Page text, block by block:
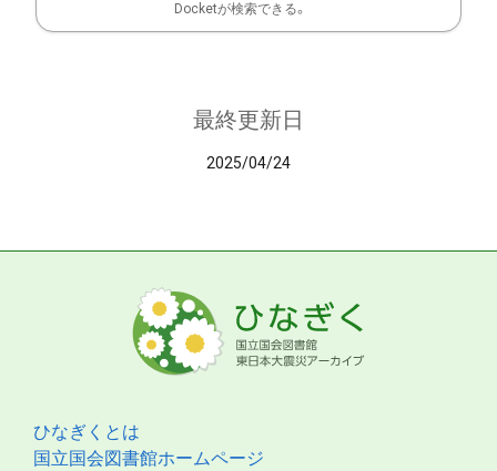
Docketが検索できる。
最終更新日
2025/04/24
ひなぎくとは
国立国会図書館ホームページ